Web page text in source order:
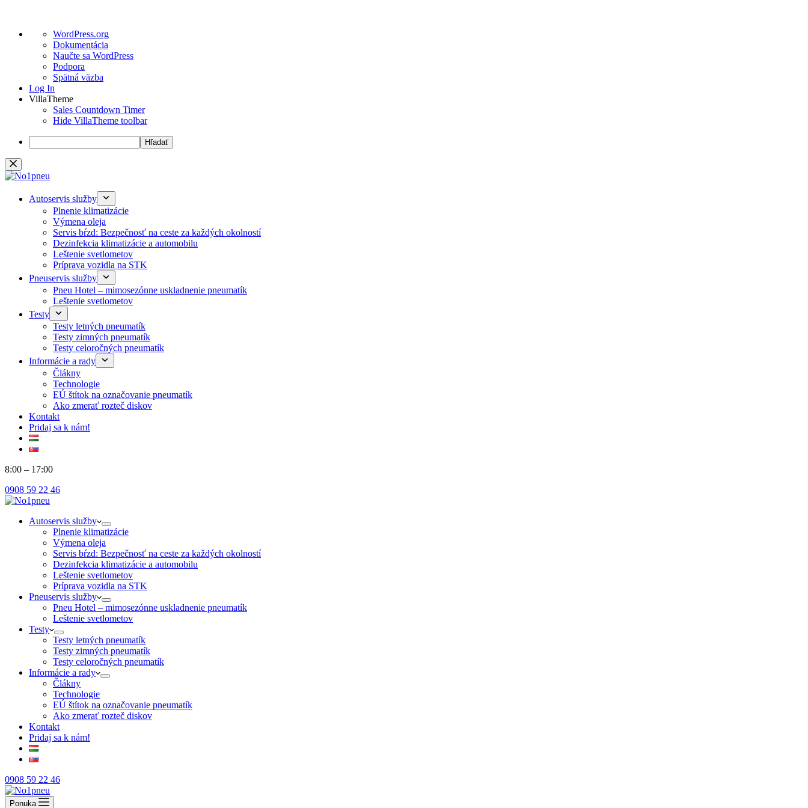
WordPress
WordPress.org
Dokumentácia
Naučte sa WordPress
Podpora
Spätná väzba
Log In
VillaTheme
Sales Countdown Timer
Hide VillaTheme toolbar
Hľadať
Preskočiť
na
Autoservis služby
Plnenie klimatizácie
Výmena oleja
Servis bŕzd: Bezpečnosť na ceste za každých okolností
Dezinfekcia klimatizácie a automobilu
Leštenie svetlometov
Príprava vozidla na STK
Pneuservis služby
Pneu Hotel – mimosezónne uskladnenie pneumatík
Leštenie svetlometov
Testy
Testy letných pneumatík
Testy zimných pneumatík
Testy celoročných pneumatík
Informácie a rady
Člákny
Technologie
EÚ štítok na označovanie pneumatík
Ako zmerať rozteč diskov
Kontakt
Pridaj sa k nám!
8:00 – 17:00
0908 59 22 46
Autoservis služby
Plnenie klimatizácie
Výmena oleja
Servis bŕzd: Bezpečnosť na ceste za každých okolností
Dezinfekcia klimatizácie a automobilu
Leštenie svetlometov
Príprava vozidla na STK
Pneuservis služby
Pneu Hotel – mimosezónne uskladnenie pneumatík
Leštenie svetlometov
Testy
Testy letných pneumatík
Testy zimných pneumatík
Testy celoročných pneumatík
Informácie a rady
Člákny
Technologie
EÚ štítok na označovanie pneumatík
Ako zmerať rozteč diskov
Kontakt
Pridaj sa k nám!
0908 59 22 46
Ponuka